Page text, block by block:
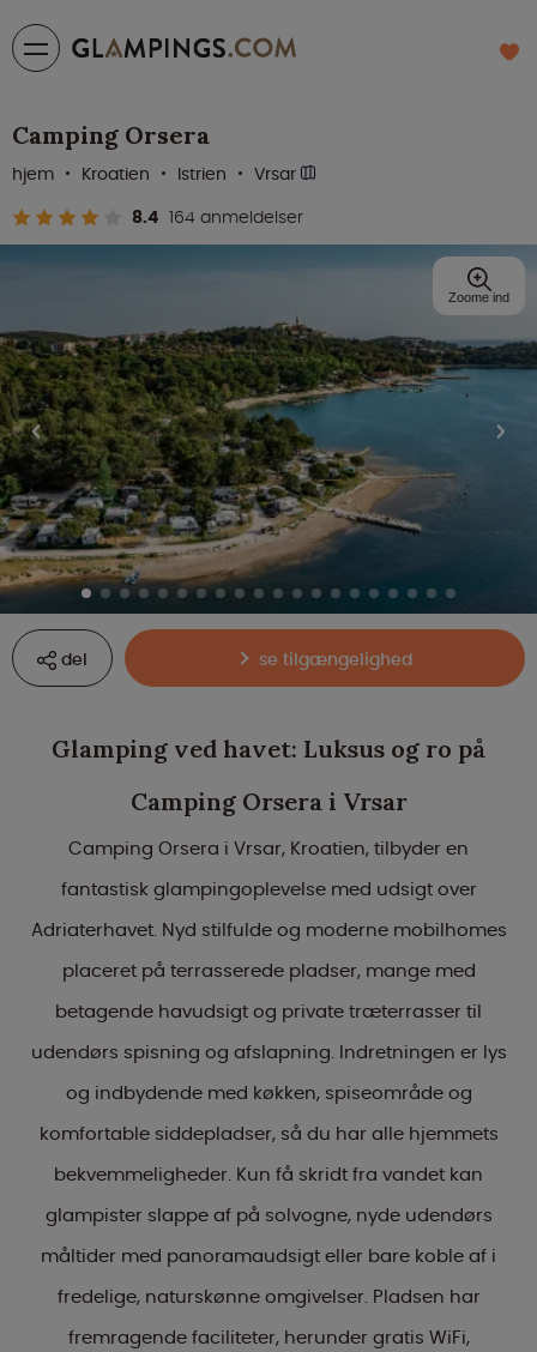
Camping Orsera
8.4 164 anmeldelser
hjem Kroatien Istrien Vrsar
del se tilgængelighed
Zoome ind
Glamping ved havet: Luksus og ro på
Camping Orsera i Vrsar
Camping Orsera i Vrsar, Kroatien, tilbyder en
fantastisk glampingoplevelse med udsigt over
Adriaterhavet. Nyd stilfulde og moderne mobilhomes
placeret på terrasserede pladser, mange med
betagende havudsigt og private træterrasser til
udendørs spisning og afslapning. Indretningen er lys
og indbydende med køkken, spiseområde og
komfortable siddepladser, så du har alle hjemmets
bekvemmeligheder. Kun få skridt fra vandet kan
glampister slappe af på solvogne, nyde udendørs
måltider med panoramaudsigt eller bare koble af i
fredelige, naturskønne omgivelser. Pladsen har
fremragende faciliteter, herunder gratis WiFi,